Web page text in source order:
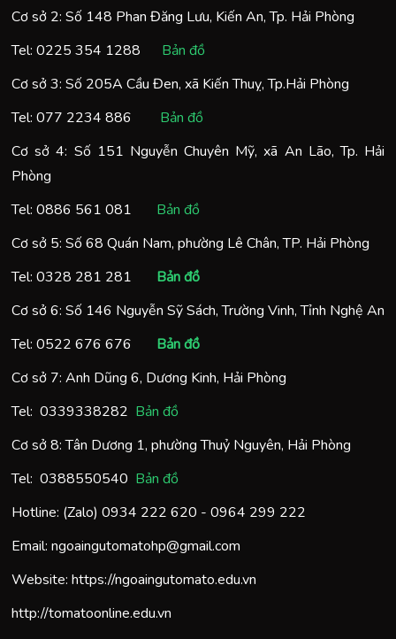
Cơ sở 2: Số 148 Phan Đăng Lưu, Kiến An, Tp. Hải Phòng
Tel: 0225 354 1288
Bản đồ
Cơ sở 3: Số 205A Cầu Đen, xã Kiến Thuỵ, Tp.Hải Phòng
Tel: 077 2234 886
Bản đồ
Cơ sở 4: Số 151 Nguyễn Chuyên Mỹ, xã An Lão, Tp. Hải
Phòng
Tel: 0886 561 081
Bản đồ
Cơ sở 5: Số 68 Quán Nam, phường Lê Chân, TP. Hải Phòng
Tel: 0328 281 281
Bản đồ
Cơ sở 6: Số 146 Nguyễn Sỹ Sách, Trường Vinh, Tỉnh Nghệ An
Tel: 0522 676 676
Bản đồ
Cơ sở 7: Anh Dũng 6, Dương Kinh, Hải Phòng
Tel: 0339338282 Bản đồ
Cơ sở 8: Tân Dương 1, phường Thuỷ Nguyên, Hải Phòng
Tel: 0388550540 Bản đồ
Hotline: (Zalo) 0934 222 620 - 0964 299 222
Email: ngoaingutomatohp@gmail.com
Website: https://ngoaingutomato.edu.vn
http://tomatoonline.edu.vn